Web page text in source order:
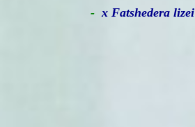
-x Fatshedera lizei